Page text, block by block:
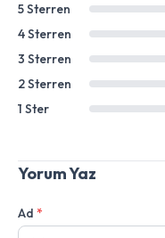
5 Sterren
4 Sterren
3 Sterren
2 Sterren
1 Ster
Yorum Yaz
Ad *